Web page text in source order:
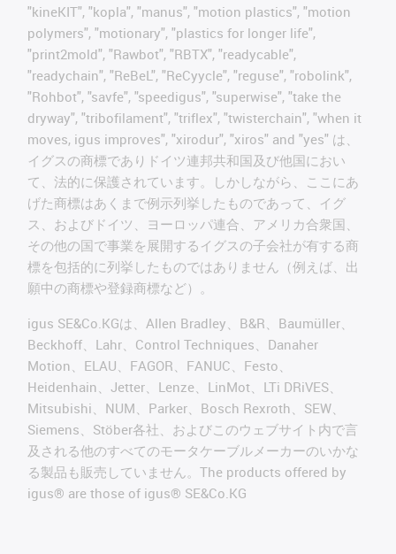
"kineKIT", "kopla", "manus", "motion plastics", "motion
polymers", "motionary", "plastics for longer life",
"print2mold", "Rawbot", "RBTX", "readycable",
"readychain", "ReBeL", "ReCyycle", "reguse", "robolink",
"Rohbot", "savfe", "speedigus", "superwise", "take the
dryway", "tribofilament", "triflex", "twisterchain", "when it
moves, igus improves", "xirodur", "xiros" and "yes" は、
イグスの商標でありドイツ連邦共和国及び他国におい
て、法的に保護されています。しかしながら、ここにあ
げた商標はあくまで例示列挙したものであって、イグ
ス、およびドイツ、ヨーロッパ連合、アメリカ合衆国、
その他の国で事業を展開するイグスの子会社が有する商
標を包括的に列挙したものではありません（例えば、出
願中の商標や登録商標など）。
igus SE&Co.KGは、Allen Bradley、B&R、Baumüller、
Beckhoff、Lahr、Control Techniques、Danaher
Motion、ELAU、FAGOR、FANUC、Festo、
Heidenhain、Jetter、Lenze、LinMot、LTi DRiVES、
Mitsubishi、NUM、Parker、Bosch Rexroth、SEW、
Siemens、Stöber各社、およびこのウェブサイト内で言
及される他のすべてのモータケーブルメーカーのいかな
る製品も販売していません。The products offered by
igus® are those of igus® SE&Co.KG